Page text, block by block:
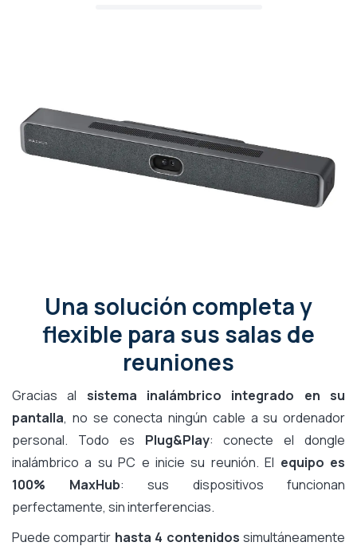
Una solución completa y
flexible para sus salas de
reuniones
Gracias al sistema inalámbrico integrado en su
pantalla, no se conecta ningún cable a su ordenador
personal. Todo es Plug&Play: conecte el dongle
inalámbrico a su PC e inicie su reunión. El equipo es
100% MaxHub: sus dispositivos funcionan
perfectamente, sin interferencias.
Puede compartir hasta 4 contenidos simultáneamente